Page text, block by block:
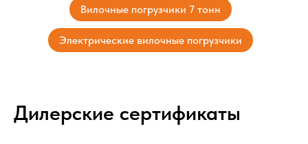
Вилочные погрузчики 7 тонн
Электрические вилочные погрузчики
Дилерские сертификаты